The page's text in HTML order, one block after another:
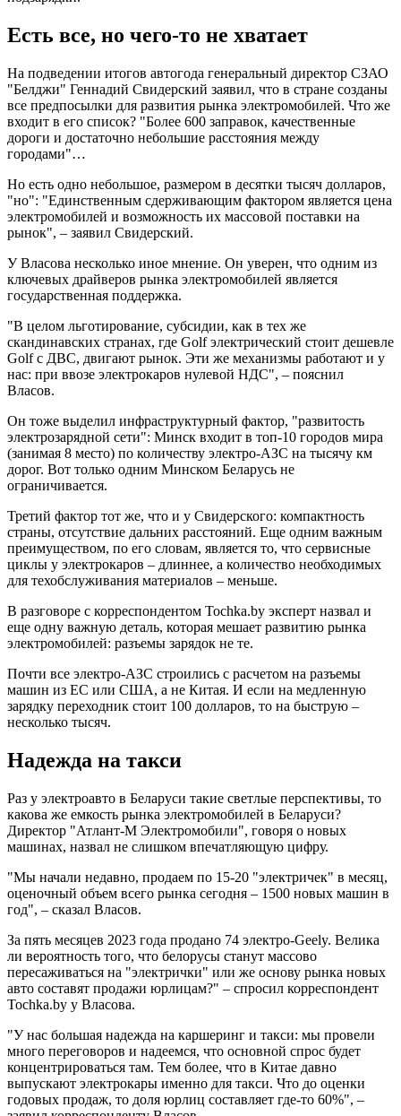
Есть все, но чего-то не хватает
На подведении итогов автогода генеральный директор СЗАО
"Белджи" Геннадий Свидерский заявил, что в стране созданы
все предпосылки для развития рынка электромобилей. Что же
входит в его список? "Более 600 заправок, качественные
дороги и достаточно небольшие расстояния между
городами"…
Но есть одно небольшое, размером в десятки тысяч долларов,
"но": "Единственным сдерживающим фактором является цена
электромобилей и возможность их массовой поставки на
рынок", – заявил Свидерский.
У Власова несколько иное мнение. Он уверен, что одним из
ключевых драйверов рынка электромобилей является
государственная поддержка.
"В целом льготирование, субсидии, как в тех же
скандинавских странах, где Golf электрический стоит дешевле
Golf с ДВС, двигают рынок. Эти же механизмы работают и у
нас: при ввозе электрокаров нулевой НДС", – пояснил
Власов.
Он тоже выделил инфраструктурный фактор, "развитость
электрозарядной сети": Минск входит в топ-10 городов мира
(занимая 8 место) по количеству электро-АЗС на тысячу км
дорог. Вот только одним Минском Беларусь не
ограничивается.
Третий фактор тот же, что и у Свидерского: компактность
страны, отсутствие дальних расстояний. Еще одним важным
преимуществом, по его словам, является то, что сервисные
циклы у электрокаров – длиннее, а количество необходимых
для техобслуживания материалов – меньше.
В разговоре с корреспондентом Tochka.by эксперт назвал и
еще одну важную деталь, которая мешает развитию рынка
электромобилей: разъемы зарядок не те.
Почти все электро-АЗС строились с расчетом на разъемы
машин из ЕС или США, а не Китая. И если на медленную
зарядку переходник стоит 100 долларов, то на быструю –
несколько тысяч.
Надежда на такси
Раз у электроавто в Беларуси такие светлые перспективы, то
какова же емкость рынка электромобилей в Беларуси?
Директор "Атлант-М Электромобили", говоря о новых
машинах, назвал не слишком впечатляющую цифру.
"Мы начали недавно, продаем по 15-20 "электричек" в месяц,
оценочный объем всего рынка сегодня – 1500 новых машин в
год", – сказал Власов.
За пять месяцев 2023 года продано 74 электро-Geely. Велика
ли вероятность того, что белорусы станут массово
пересаживаться на "электрички" или же основу рынка новых
авто составят продажи юрлицам?" – спросил корреспондент
Tochka.by у Власова.
"У нас большая надежда на каршеринг и такси: мы провели
много переговоров и надеемся, что основной спрос будет
концентрироваться там. Тем более, что в Китае давно
выпускают электрокары именно для такси. Что до оценки
годовых продаж, то доля юрлиц составляет где-то 60%", –